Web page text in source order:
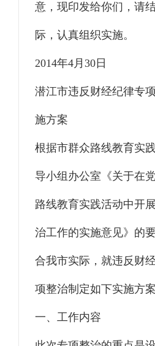
意，现印发给你们，请
际，认真组织实施。
2014年4月30日
潜江市违反财经纪律专
施方案
根据市群众路线教育实
导小组办公室《关于在
路线教育实践活动中开
治工作的实施意见》的
合我市实际，就违反财
项整治制定如下实施方案
一、工作内容